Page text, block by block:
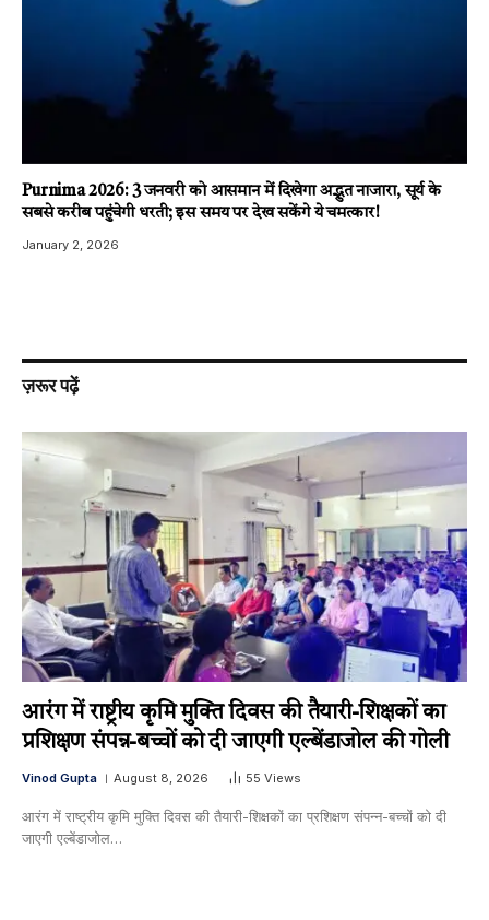
Purnima 2026: 3 जनवरी को आसमान में दिखेगा अद्भुत नाजारा, सूर्य के
सबसे करीब पहुंचेगी धरती; इस समय पर देख सकेंगे ये चमत्कार!
January 2, 2026
ज़रूर पढ़ें
आरंग में राष्ट्रीय कृमि मुक्ति दिवस की तैयारी-शिक्षकों का
प्रशिक्षण संपन्न-बच्चों को दी जाएगी एल्बेंडाजोल की गोली
Vinod Gupta August 8, 2026 55 Views
आरंग में राष्ट्रीय कृमि मुक्ति दिवस की तैयारी-शिक्षकों का प्रशिक्षण संपन्न-बच्चों को दी
जाएगी एल्बेंडाजोल…